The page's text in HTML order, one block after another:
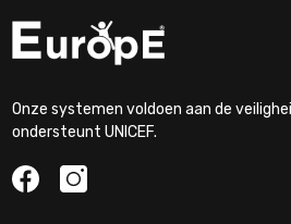
Onze systemen voldoen aan de
ondersteunt UNICEF.